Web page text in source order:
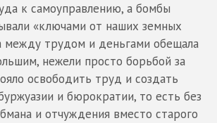
к самоуправлению, а бомбы
«ключами от наших земных
между трудом и деньгами обещала
нежели просто борьбой за
освободить труд и создать
и бюрократии, то есть без
и отчуждения вместо старого